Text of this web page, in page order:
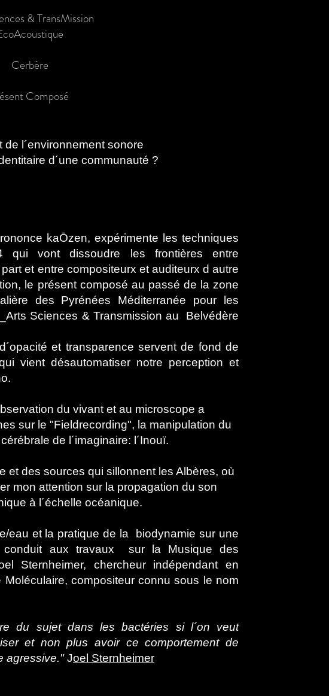
& TransMission
Cerbère
Composé
de l´environnement sonore
d´une communauté ?
kaŌzen, expérimente les techniques
qui vont dissoudre les frontières entre
et entre compositeurx et auditeurx d autre
le présent composé au passé de la zone
des Pyrénées Méditerranée pour les
Sciences & Transmission au Belvédère
et transparence servent de fond de
vient désautomatiser notre perception et
du vivant et au microscope a
sur le "Fieldrecording", la manipulation du
de l´imaginaire: l´Inouï.
et des sources qui sillonnent les Albères, où
mon attention sur la propagation du son
à l´échelle océanique.
eau et la pratique de la biodynamie sur une
conduit aux travaux sur la Musique des
Sternheimer, chercheur indépendant en
compositeur connu sous le nom
du sujet dans les bactéries si l´on veut
et non plus avoir ce comportement de
agressive."Joel Sternheimer